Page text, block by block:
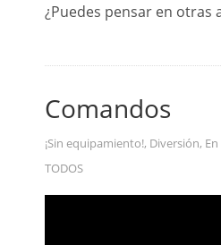
¿Puedes pensar en otras
Comandos
¡Sin equipamiento!, Diversión,
TODOS